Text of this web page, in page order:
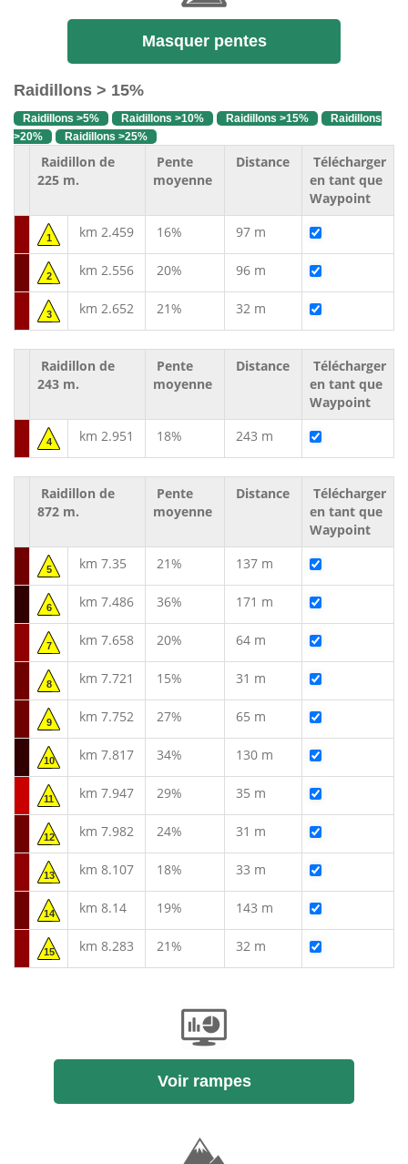
Masquer pentes
Raidillons > 15%
Raidillons >5% Raidillons >10% Raidillons >15%
Raidillons
>20%
Raidillons >25%
Raidillon de
225 m.
Pente
moyenne
Distance
Télécharger
en tant que
Waypoint
1 km 2.459 16% 97 m
2 km 2.556 20% 96 m
3 km 2.652 21% 32 m
Raidillon de
243 m.
Pente
moyenne
Distance
Télécharger
en tant que
Waypoint
4 km 2.951 18% 243 m
Raidillon de
872 m.
Pente
moyenne
Distance
Télécharger
en tant que
Waypoint
5 km 7.35 21% 137 m
6 km 7.486 36% 171 m
7 km 7.658 20% 64 m
8 km 7.721 15% 31 m
9 km 7.752 27% 65 m
10 km 7.817 34% 130 m
11 km 7.947 29% 35 m
12 km 7.982 24% 31 m
13 km 8.107 18% 33 m
14 km 8.14 19% 143 m
15 km 8.283 21% 32 m
Voir rampes